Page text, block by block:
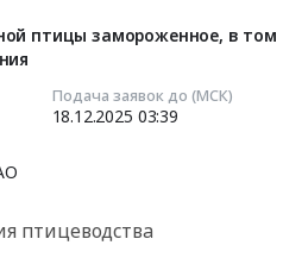
птицы замороженное, в том
Подача заявок до (МСК)
18.12.2025 03:39
птицеводства